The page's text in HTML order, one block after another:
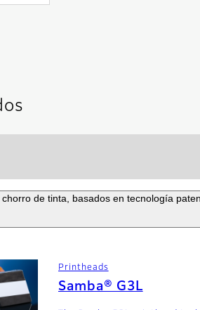
de tinta, basados en tecnología
Printheads
Samba® G3L